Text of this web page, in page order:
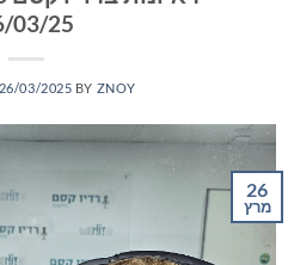
03/25
26/03/2025 BY ZNOY
26
מרץ